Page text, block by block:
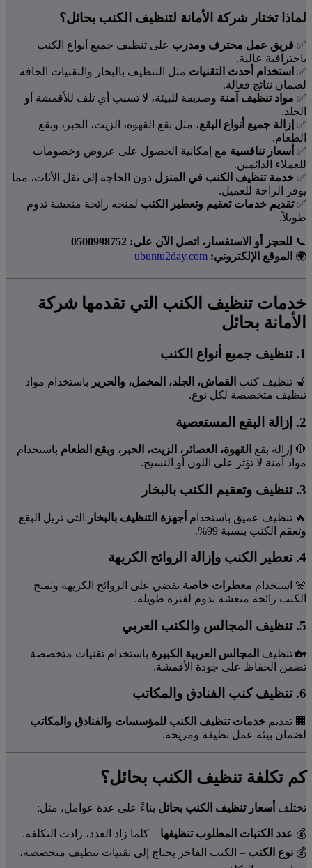
لماذا تختار شركة الأمانة لتنظيف الكنب بحائل؟
✅ فريق عمل محترف ومدرب على تنظيف جميع أنواع الكنب
باحترافية عالية.
✅ استخدام أحدث التقنيات مثل التنظيف بالبخار والتقنيات الجافة
لضمان نتائج فعالة.
✅ مواد تنظيف آمنة وصديقة للبيئة، لا تسبب أي تلف للأقمشة أو
الجلد.
✅ إزالة جميع أنواع البقع، مثل بقع القهوة، الزيت، الحبر، وبقع
الطعام.
✅ أسعار تنافسية مع إمكانية الحصول على عروض وخصومات
للعملاء الدائمين.
✅ خدمة تنظيف الكنب في المنزل دون الحاجة إلى نقل الأثاث، مما
يوفر الراحة للعميل.
✅تقديم خدمات تعقيم وتعطير الكنب لمنحه رائحة منعشة تدوم
طويلاً.
📞 للحجز أو الاستفسار، اتصل الآن على: 0500998752
🌍 الموقع الإلكتروني: ubuntu2day.com
خدمات تنظيف الكنب التي تقدمها شركة
الأمانة بحائل
1. تنظيف جميع أنواع الكنب
💺 تنظيف كنب القماش، الجلد، المخمل، والحرير باستخدام مواد
تنظيف متخصصة لكل نوع.
2. إزالة البقع المستعصية
🛑 إزالة بقع القهوة، العصائر، الزيت، الحبر، وبقع الطعام باستخدام
مواد آمنة لا تؤثر على اللون أو النسيج.
3. تنظيف وتعقيم الكنب بالبخار
🔥 تنظيف عميق باستخدام أجهزة التنظيف بالبخار
التي تزيل البقع
وتعقم الكنب بنسبة 99%.
4. تعطير الكنب وإزالة الروائح الكريهة
🌸 استخدام معطرات خاصة تقضي على الروائح الكريهة وتمنح
الكنب رائحة منعشة تدوم لفترة طويلة.
5. تنظيف المجالس والكنب العربي
🏡 تنظيف المجالس العربية الكبيرة باستخدام تقنيات متخصصة
تضمن الحفاظ على جودة الأقمشة.
6. تنظيف كنب الفنادق والمكاتب
🏢 تقديم خدمات تنظيف الكنب للمؤسسات والفنادق والمكاتب
لضمان بيئة عمل نظيفة ومريحة.
كم تكلفة تنظيف الكنب بحائل؟
تختلف أسعار تنظيف الكنب بحائل بناءً على عدة عوامل، مثل:
💰 عدد الكنبات المطلوب تنظيفها – كلما زاد العدد، زادت التكلفة.
💰 نوع الكنب – الكنب الفاخر يحتاج إلى تقنيات تنظيف متخصصة،